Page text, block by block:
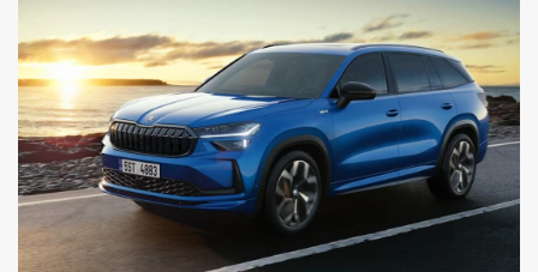
Sluneční clony s osvětleným kosmetickým zrcátkem na
straně řidiče a spolujezdce
Osvětlení prostoru pro nohy vpředu a vzadu
Dekorativní prahové lišty
Vyhřívané čelní sklo
Černě lakované nápisy na 5. dveřích
Střešní nosič černě lakovaný
Černá matná dolní lišta oken, černě lakovaná horní lišta oken
a D-sloupek
El. sklopná, nastavitelná a vyhřívaná vnější zpětná zrcátka s